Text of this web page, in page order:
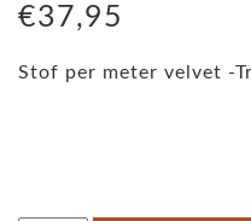
€37,95
Stof per meter velvet -